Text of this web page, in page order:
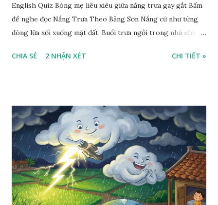
English Quiz Bóng mẹ liêu xiêu giữa nắng trưa gay gắt Bấm
để nghe đọc Nắng Trưa Theo Băng Sơn Nắng cứ như từng
dòng lửa xối xuống mặt đất. Buổi trưa ngồi trong nhà nhìn
CHIA SẺ 2 NHẬN XÉT CHI TIẾT »